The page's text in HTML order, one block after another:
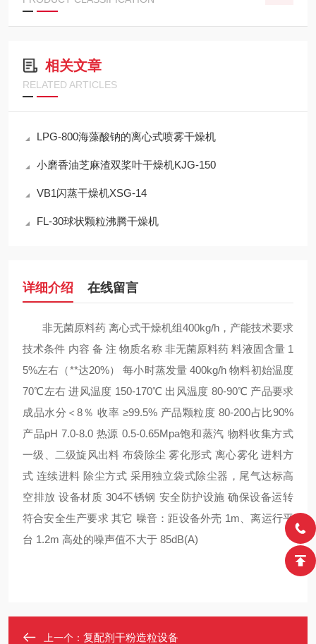
相关文章
RELATED ARTICLES
LPG-800海藻酸钠的离心式喷雾干燥机
小磨香油芝麻渣双桨叶干燥机KJG-150
VB1闪蒸干燥机XSG-14
FL-30球状颗粒沸腾干燥机
详细介绍 在线留言
非无菌原料药 离心式干燥机组400kg/h，产能技术要求
技术条件 内容 备 注 物质名称 非无菌原料药 料液固含量 1
5%左右（**达20%） 每小时蒸发量 400kg/h 物料初始温度
70℃左右 进风温度 150-170℃ 出风温度 80-90℃ 产品要求
成品水分＜8％ 收率 ≥99.5% 产品颗粒度 80-200占比90%
产品pH 7.0-8.0 热源 0.5-0.65Mpa饱和蒸汽 物料收集方式
一级、二级旋风出料 布袋除尘 雾化形式 离心雾化 进料方
式 连续进料 除尘方式 采用独立袋式除尘器，尾气达标高
空排放 设备材质 304不锈钢 安全防护设施 确保设备运转
符合安全生产要求 其它 噪音：距设备外壳 1m、离运行平
台 1.2m 高处的噪声值不大于 85dB(A)
上一个： 复配剂干粉造粒设备